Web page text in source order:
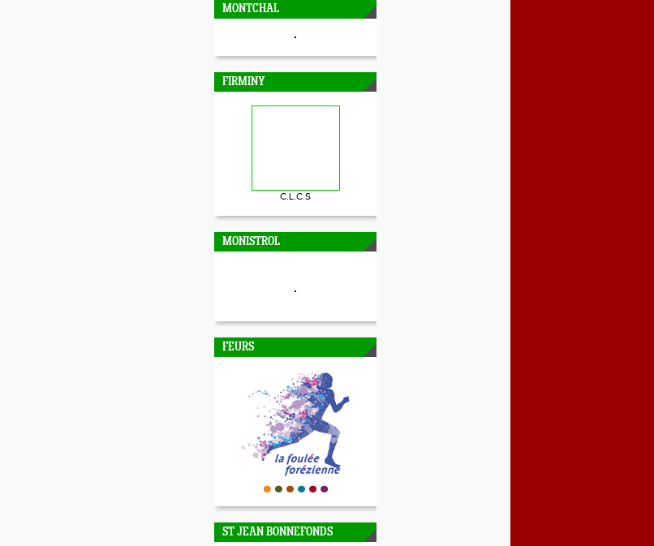
MONTCHAL
FIRMINY
C.L.C.S
MONISTROL
FEURS
ST JEAN BONNEFONDS